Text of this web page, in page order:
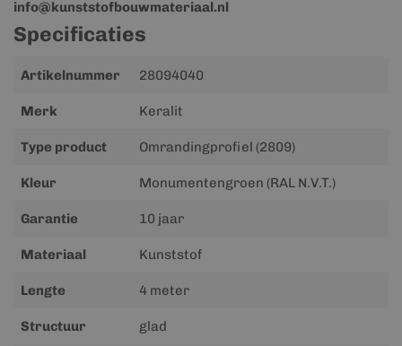
info@kunststofbouwmateriaal.nl
Specificaties
Meer
Artikelnummer 28094040
Merk Keralit
Type product Omrandingprofiel (2809)
Kleur Monumentengroen (RAL N.V.T.)
Garantie 10 jaar
Materiaal Kunststof
Lengte 4 meter
Structuur glad